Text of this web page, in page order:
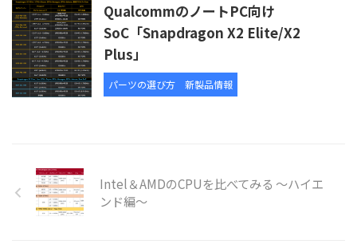
QualcommのノートPC向け
SoC「Snapdragon X2 Elite/X2
Plus」
パーツの選び方 新製品情報
Intel＆AMDのCPUを比べてみる ～ハイエ
ンド編～